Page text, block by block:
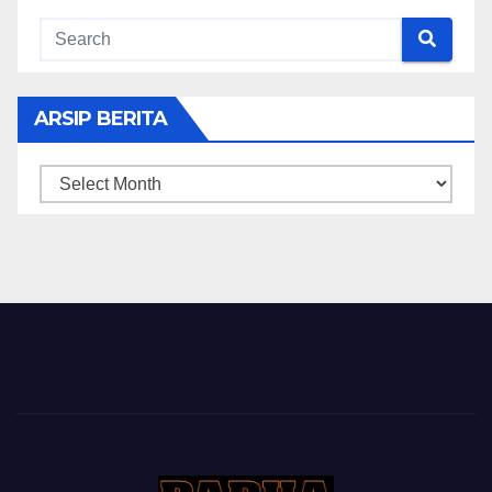
ARSIP BERITA
ARSIP